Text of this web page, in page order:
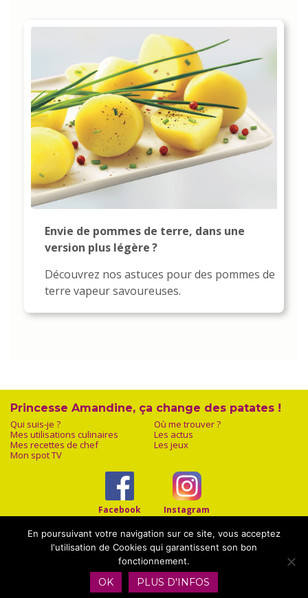
Envie de pommes de terre, dans une
version plus légère ?
Découvrez nos astuces pour des pommes de
terre vapeur savoureuses.
Princesse Amandine, ça change des patates !
Qui suis-je ?
Où me trouver ?
Mes utilisations culinaires
Les actus
Mes recettes de chef
Les jeux
Mon spot TV
Facebook Instagram
Mentions légales|Plan du site
En poursuivant votre navigation sur ce site, vous acceptez
l'utilisation de Cookies qui garantissent son bon
fonctionnement.
OK PLUS D'INFOS